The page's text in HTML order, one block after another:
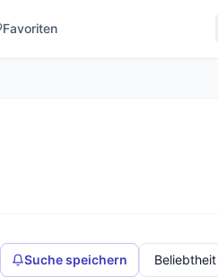
Favoriten
Suche speichern